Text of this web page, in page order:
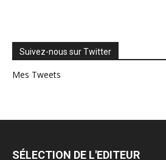
Suivez-nous sur Twitter
Mes Tweets
SÉLECTION DE L'EDITEUR